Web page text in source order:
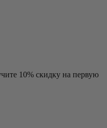
10% скидку на первую